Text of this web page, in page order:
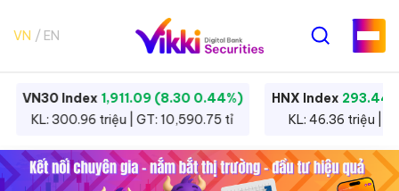
VN EN
VN30 Index 1,911.09 (8.30 0.44%)
KL: 300.96 triệu | GT: 10,590.75 tỉ
HNX Index 293.44
KL: 46.36 triệu |